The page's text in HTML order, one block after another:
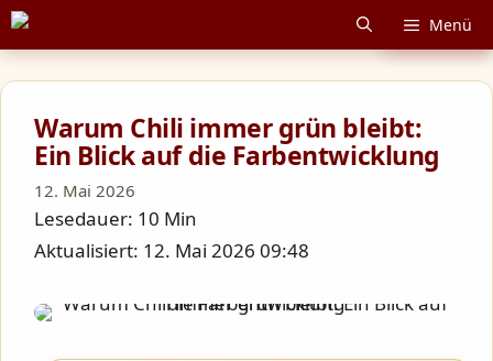
Zum
Inhalt
springen
Menü
Warum Chili immer grün bleibt:
Ein Blick auf die Farbentwicklung
12. Mai 2026
Lesedauer: 10 Min
Aktualisiert: 12. Mai 2026 09:48